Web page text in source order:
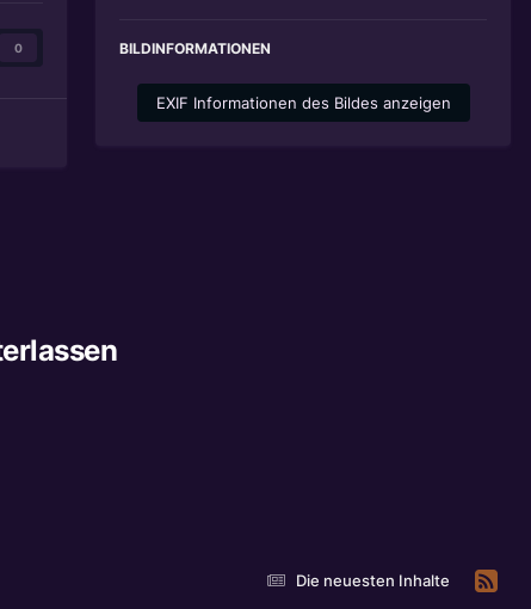
0 BILDINFORMATIONEN
EXIF Informationen des Bildes anzeigen
Die neuesten Inhalte